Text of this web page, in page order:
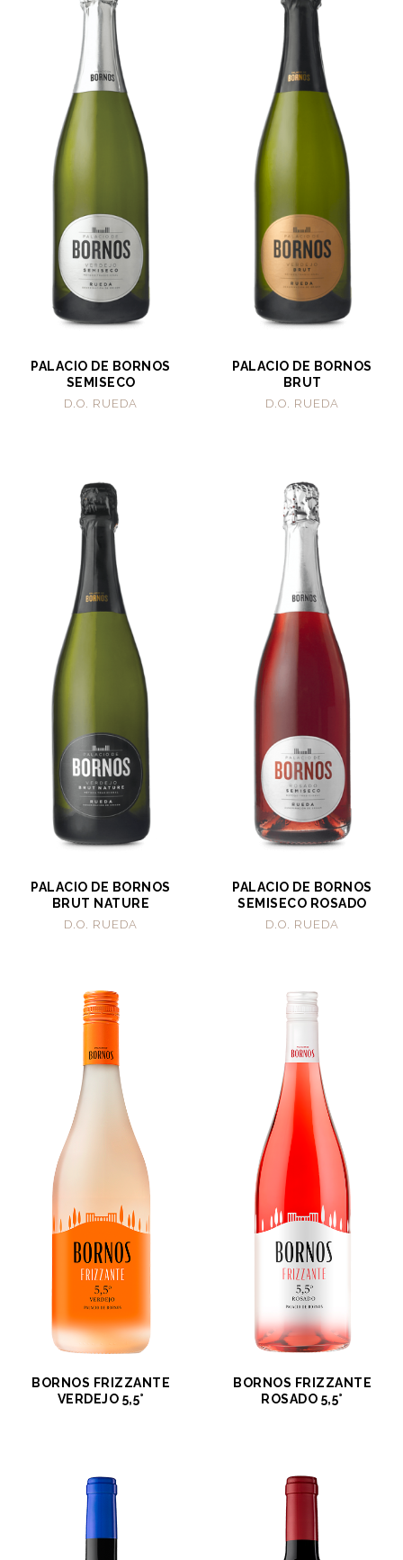
PALACIO DE BORNOS
SEMISECO
D.O. RUEDA
PALACIO DE BORNOS
BRUT
D.O. RUEDA
PALACIO DE BORNOS
BRUT NATURE
D.O. RUEDA
PALACIO DE BORNOS
SEMISECO ROSADO
D.O. RUEDA
BORNOS FRIZZANTE
VERDEJO 5,5°
BORNOS FRIZZANTE
ROSADO 5,5°